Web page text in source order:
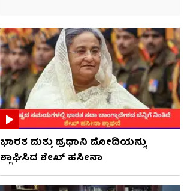
ಭಾರತ ಮತ್ತು ಪ್ರಧಾನಿ ಮೋದಿಯನ್ನು
ಶ್ಲಾಘಿಸಿದ ಶೇಖ್ ಹಸೀನಾ